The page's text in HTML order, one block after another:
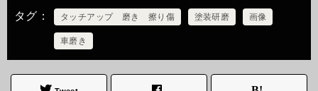
タグ タッチアップ 磨き 擦り傷 塗装研磨 画像
車磨き